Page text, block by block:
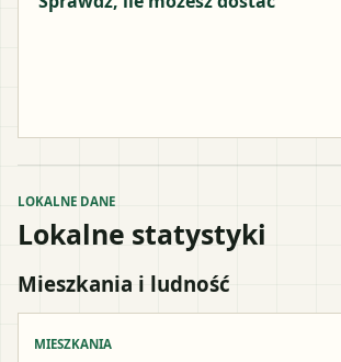
LOKALNE DANE
Lokalne statystyki
Mieszkania i ludność
MIESZKANIA